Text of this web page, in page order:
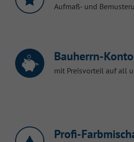
Aufmaß- und
Bauherrn-Konto
mit Preisvorteil auf all
Profi-